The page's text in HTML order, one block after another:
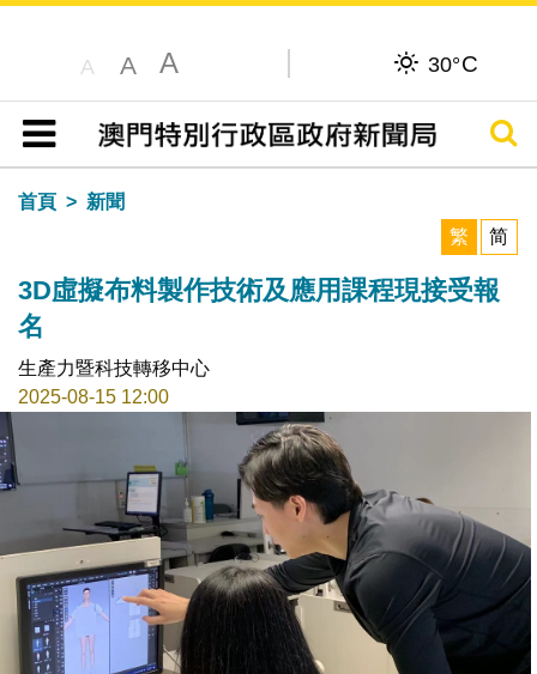
A A A 30°C
目錄
搜尋
首頁
新聞
繁
简
3D虛擬布料製作技術及應用課程現接受報
名
生產力暨科技轉移中心
2025-08-15 12:00